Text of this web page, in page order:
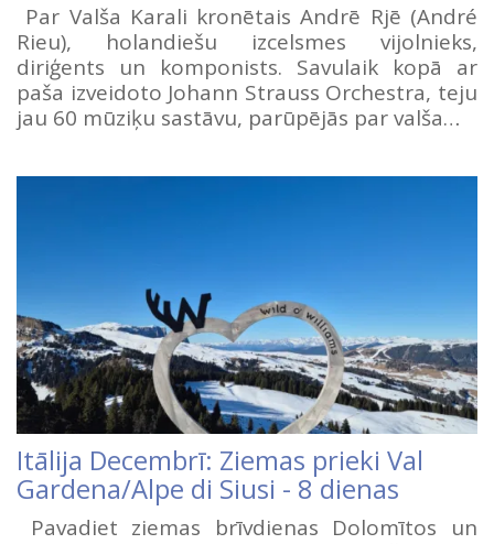
Par Valša Karali kronētais Andrē Rjē (André
Rieu), holandiešu izcelsmes vijolnieks,
diriģents un komponists. Savulaik kopā ar
paša izveidoto Johann Strauss Orchestra, teju
jau 60 mūziķu sastāvu, parūpējās par valša…
Itālija Decembrī: Ziemas prieki Val
Gardena/Alpe di Siusi - 8 dienas
Pavadiet ziemas brīvdienas Dolomītos un